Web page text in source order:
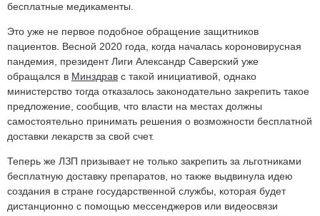
бесплатные медикаменты.
Это уже не первое подобное обращение защитников
пациентов. Весной 2020 года, когда началась короновирусная
пандемия, президент Лиги Александр Саверский уже
обращался в Минздрав с такой инициативой, однако
министерство тогда отказалось законодательно закрепить такое
предложение, сообщив, что власти на местах должны
самостоятельно принимать решения о возможности бесплатной
доставки лекарств за свой счет.
Теперь же ЛЗП призывает не только закрепить за льготниками
бесплатную доставку препаратов, но также выдвинула идею
создания в стране государственной службы, которая будет
дистанционно с помощью мессенджеров или видеосвязи